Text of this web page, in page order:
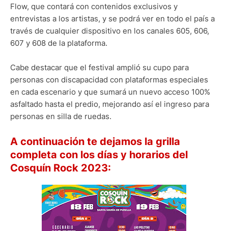
Flow, que contará con contenidos exclusivos y
entrevistas a los artistas, y se podrá ver en todo el país a
través de cualquier dispositivo en los canales 605, 606,
607 y 608 de la plataforma.
Cabe destacar que el festival amplió su cupo para
personas con discapacidad con plataformas especiales
en cada escenario y que sumará un nuevo acceso 100%
asfaltado hasta el predio, mejorando así el ingreso para
personas en silla de ruedas.
A continuación te dejamos la grilla
completa con los días y horarios del
Cosquín Rock 2023: